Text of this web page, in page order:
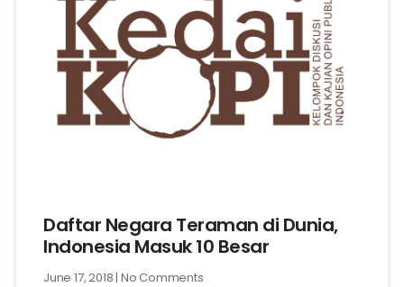
Daftar Negara Teraman di Dunia,
Indonesia Masuk 10 Besar
June 17, 2018 No Comments